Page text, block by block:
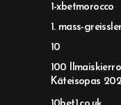
1-xbetmorocco
1. mass-
10
100
Käteisopas